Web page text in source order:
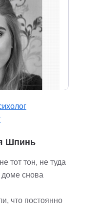
Шпинь
тот тон, не туда
снова
что постоянно